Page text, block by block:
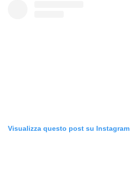
Visualizza questo post su Instagram